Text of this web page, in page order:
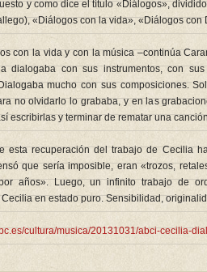
y como dice el título «Diálogos»,
«Diálogos con la vida», «Diálogos
con la vida y con la música –continúa
dialogaba con sus instrumentos, con
mucho con sus composiciones.
no olvidarlo lo grababa, y en las
escribirlas y terminar de rematar una
esta recuperación del trabajo de Cecilia
que sería imposible, eran «trozos,
años». Luego, un infinito trabajo de
en estado puro. Sensibilidad,
cultura/musica/20131031/abci-cecilia-